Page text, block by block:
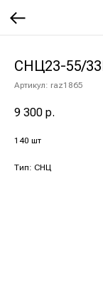
СНЦ23-55/
Артикул: raz1865
9 300 р.
140 шт
Тип: СНЦ